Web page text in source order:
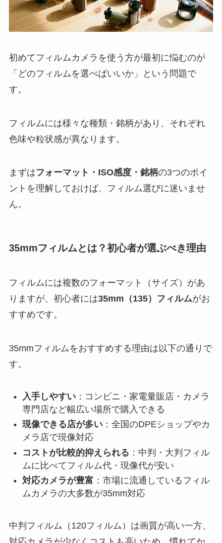
初めてフィルムカメラを使う方が最初に悩むのが
「どのフィルムを選べばいいか」という問題で
す。
フィルムには様々な種類・銘柄があり、それぞれ
色味や粒状感が異なります。
まずはフォーマット・ISO感度・銘柄の3つのポイ
ントを理解しておけば、フィルム選びに迷いませ
ん。
35mmフィルムとは？初心者が選ぶべき理由
フィルムには複数のフォーマット（サイズ）があ
りますが、初心者には35mm（135）フィルムがお
すすめです。
35mmフィルムをおすすめする理由は以下の通りで
す。
入手しやすい：コンビニ・家電量販店・カメラ
専門店など幅広い場所で購入できる
現像できる店が多い：全国のDPEショップやカ
メラ店で現像対応
コストが比較的抑えられる ：中判・大判フィル
ムに比べてフィルム代・現像代が安い
対応カメラが豊富 ：市場に流通しているフィル
ムカメラの大多数が35mm対応
中判フィルム（120フィルム）は画質が高い一方、